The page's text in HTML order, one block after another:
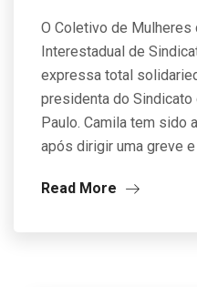
O Coletivo de Mulheres
Interestadual de
expressa total
presidenta do
Paulo. Camila tem sido
após dirigir uma greve
Read More